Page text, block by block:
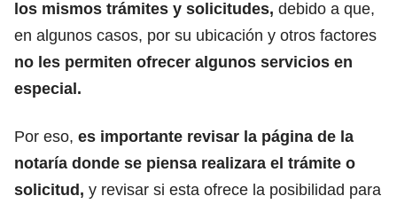
los mismos trámites y solicitudes, debido a que,
en algunos casos, por su ubicación y otros factores
no les permiten ofrecer algunos servicios en
especial.
Por eso, es importante revisar la página de la
notaría donde se piensa realizara el trámite o
solicitud, y revisar si esta ofrece la posibilidad para